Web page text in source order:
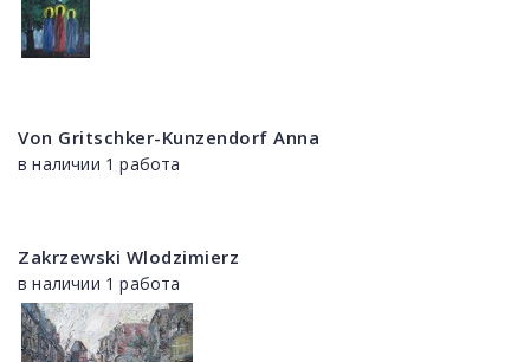
Von Gritschker-Kunzendorf Anna
в наличии 1 работа
Zakrzewski Wlodzimierz
в наличии 1 работа